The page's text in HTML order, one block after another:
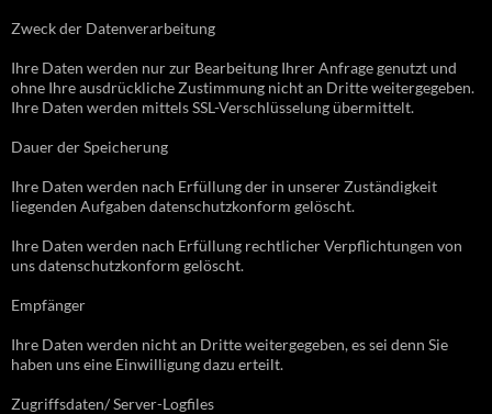
Zweck der Datenverarbeitung
Ihre Daten werden nur zur Bearbeitung Ihrer Anfrage genutzt und
ohne Ihre ausdrückliche Zustimmung nicht an Dritte weitergegeben.
Ihre Daten werden mittels SSL-Verschlüsselung übermittelt.
Dauer der Speicherung
Ihre Daten werden nach Erfüllung der in unserer Zuständigkeit
liegenden Aufgaben datenschutzkonform gelöscht.
Ihre Daten werden nach Erfüllung rechtlicher Verpflichtungen von
uns datenschutzkonform gelöscht.
Empfänger
Ihre Daten werden nicht an Dritte weitergegeben, es sei denn Sie
haben uns eine Einwilligung dazu erteilt.
Zugriffsdaten/ Server-Logfiles